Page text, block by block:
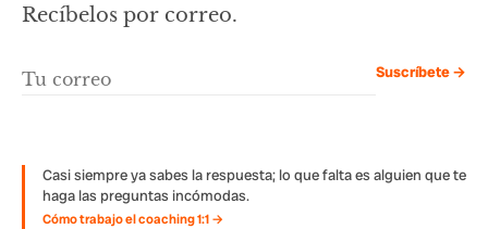
Recíbelos por correo.
Suscríbete →
Casi siempre ya sabes la respuesta; lo que falta es alguien que te
haga las preguntas incómodas.
Cómo trabajo el coaching 1:1 →